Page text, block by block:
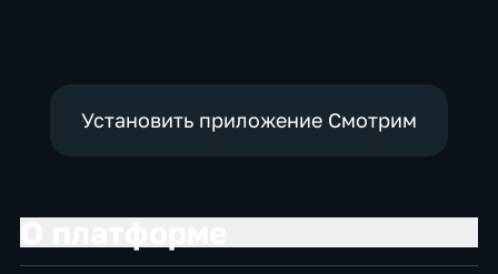
Установить приложение Смотрим